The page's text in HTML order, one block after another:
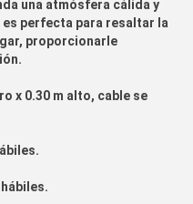
una atmósfera cálida y
perfecta para resaltar la
proporcionarle
x 0.30 m alto, cable se
hábiles.